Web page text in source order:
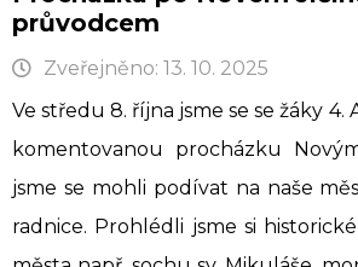
průvodcem
Zveřejněno: 13. 10. 2025
Ve středu 8. října jsme se se žáky 4.
komentovanou procházku
jsme se mohli podívat na naše
radnice. Prohlédli jsme si